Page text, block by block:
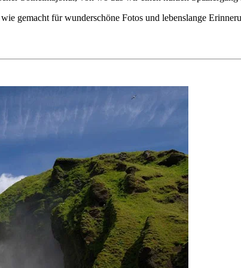
gemacht für wunderschöne Fotos und lebenslange